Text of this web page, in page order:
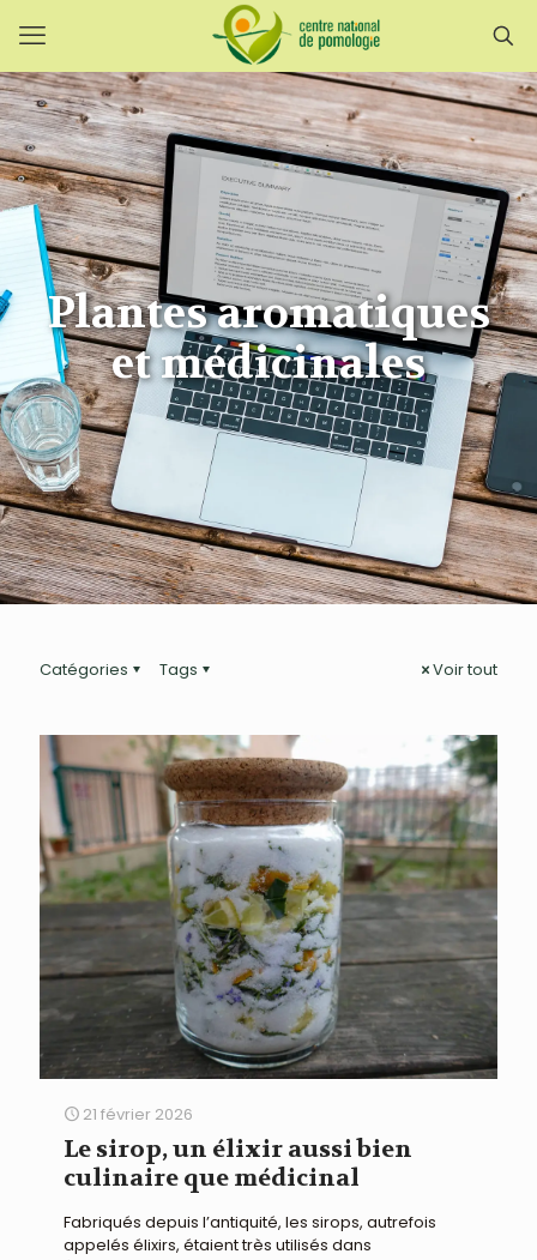
Plantes aromatiques
et médicinales
Catégories Tags Voir tout
21 février 2026
Le sirop, un élixir aussi bien
culinaire que médicinal
Fabriqués depuis l’antiquité, les sirops, autrefois
appelés élixirs, étaient très utilisés dans